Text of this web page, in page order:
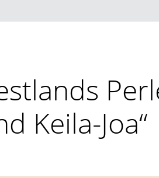
Keila-Joa“